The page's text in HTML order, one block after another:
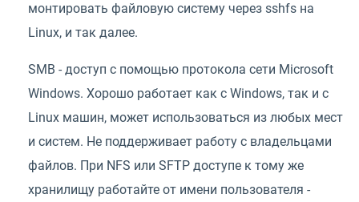
монтировать файловую систему через sshfs на
Linux, и так далее.
SMB - доступ с помощью протокола сети Microsoft
Windows. Хорошо работает как с Windows, так и с
Linux машин, может использоваться из любых мест
и систем. Не поддерживает работу с владельцами
файлов. При NFS или SFTP доступе к тому же
хранилищу работайте от имени пользователя -